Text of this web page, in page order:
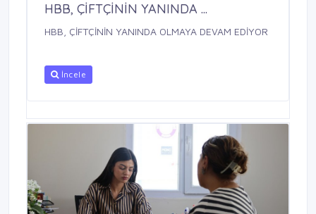
HBB, ÇİFTÇİNİN YANINDA ...
HBB, ÇİFTÇİNİN YANINDA OLMAYA DEVAM EDİYOR
İncele